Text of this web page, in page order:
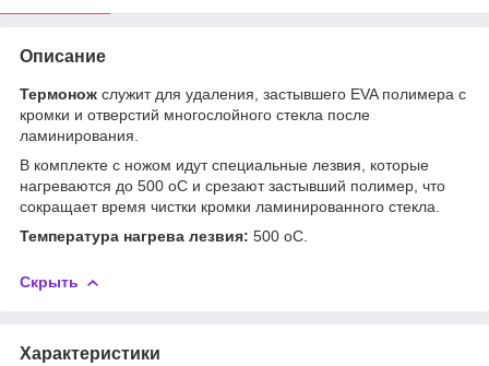
Описание
Термонож служит для удаления, застывшего EVA полимера с
кромки и отверстий многослойного стекла после
ламинирования.
В комплекте с ножом идут специальные лезвия, которые
нагреваются до 500 oС и срезают застывший полимер, что
сокращает время чистки кромки ламинированного стекла.
Температура нагрева лезвия: 500 oС.
Скрыть
Характеристики